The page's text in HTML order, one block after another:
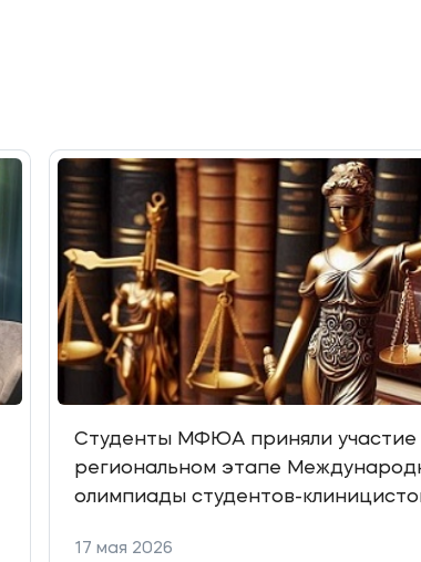
Студенты МФЮА приняли участие
региональном этапе
олимпиады студентов-
17 мая 2026